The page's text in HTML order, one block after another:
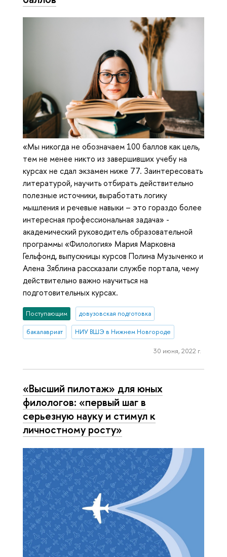
«Мы никогда не обозначаем 100 баллов как цель,
тем не менее никто из завершивших учебу на
курсах не сдал экзамен ниже 77. Заинтересовать
литературой, научить отбирать действительно
полезные источники, выработать логику
мышления и речевые навыки – это гораздо более
интересная профессиональная задача» -
академический руководитель образовательной
программы «Филология» Мария Марковна
Гельфонд, выпускницы курсов Полина Музыченко и
Алена Зяблина рассказали службе портала, чему
действительно важно научиться на
подготовительных курсах.
Поступающим довузовская подготовка
бакалавриат НИУ ВШЭ в Нижнем Новгороде
30 июня, 2022 г.
«Высший пилотаж» для юных
филологов: «первый шаг в
серьезную науку и стимул к
личностному росту»